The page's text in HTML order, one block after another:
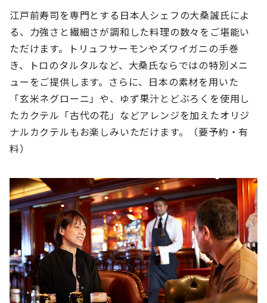
江戸前寿司を専門とする日本人シェフの大桑誠氏によ
る、力強さと繊細さが調和した料理の数々をご堪能い
ただけます。トリュフサーモンやズワイガニの手巻
き、トロのタルタルなど、大桑氏ならではの特別メニ
ューをご提供します。さらに、日本の素材を用いた
「玄米ネグローニ」や、ゆず果汁とどぶろくを使用し
たカクテル「古代の花」などアレンジを加えたオリジ
ナルカクテルもお楽しみいただけます。（要予約・有
料）